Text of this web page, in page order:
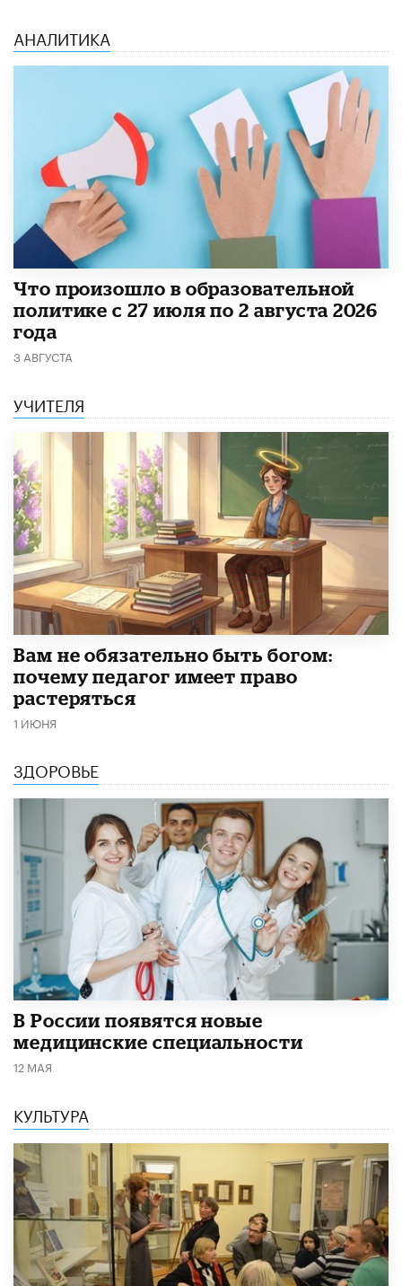
АНАЛИТИКА
​Что произошло в образовательной
политике с 27 июля по 2 августа 2026
года
3 АВГУСТА
УЧИТЕЛЯ
​Вам не обязательно быть богом:
почему педагог имеет право
растеряться
1 ИЮНЯ
ЗДОРОВЬЕ
В России появятся новые
медицинские специальности
12 МАЯ
КУЛЬТУРА